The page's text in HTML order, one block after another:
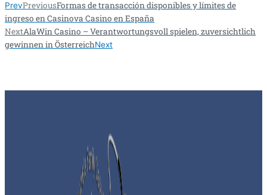
PrevPreviousFormas de transacción disponibles y límites de
ingreso en Casinova Casino en España
NextAlaWin Casino – Verantwortungsvoll spielen, zuversichtlich
gewinnen in ÖsterreichNext